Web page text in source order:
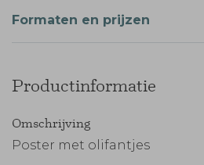
Formaten en prijzen
Productinformatie
Omschrijving
Poster met olifantjes